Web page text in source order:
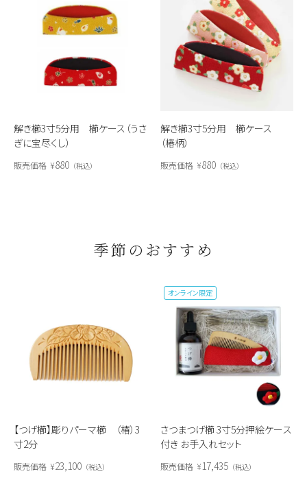
解き櫛3寸5分用 櫛ケース（うさ
ぎに宝尽くし）
販売価格 ¥880 税込
解き櫛3寸5分用 櫛ケース
（椿柄）
販売価格 ¥880 税込
季節のおすすめ
【つげ櫛】彫りパーマ櫛 （椿）3
寸2分
販売価格 ¥23,100 税込
さつまつげ櫛 3寸5分押絵ケース
付き お手入れセット
オンライン限定
販売価格 ¥17,435 税込